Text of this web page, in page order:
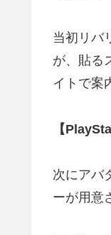
当初リバ
が、貼る
イトで案
【
次にアバ
ーが用意